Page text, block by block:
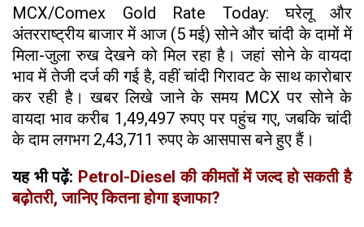
MCX/Comex Gold Rate Today: घरेलू और
अंतरराष्ट्रीय बाजार में आज (5 मई) सोने और चांदी के दामों में
मिला-जुला रुख देखने को मिल रहा है। जहां सोने के वायदा
भाव में तेजी दर्ज की गई है, वहीं चांदी गिरावट के साथ कारोबार
कर रही है। खबर लिखे जाने के समय MCX पर सोने के
वायदा भाव करीब 1,49,497 रुपए पर पहुंच गए, जबकि चांदी
के दाम लगभग 2,43,711 रुपए के आसपास बने हुए हैं।
यह भी पढ़ें: Petrol-Diesel की कीमतों में जल्द हो सकती है
बढ़ोतरी, जानिए कितना होगा इजाफा?